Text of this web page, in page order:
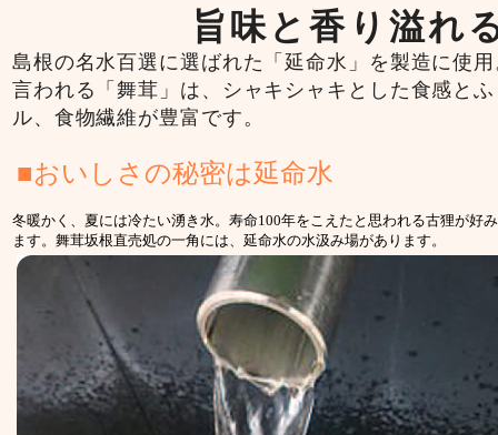
旨味と香り溢れ
島根の名水百選に選ばれた「延命水」を製造に使
言われる「舞茸」は、シャキシャキとした食感と
ル、食物繊維が豊富です。
■おいしさの秘密は延命水
冬暖かく、夏には冷たい湧き水。寿命100年をこえたと思われる古狸が好
ます。舞茸坂根直売処の一角には、延命水の水汲み場があります。